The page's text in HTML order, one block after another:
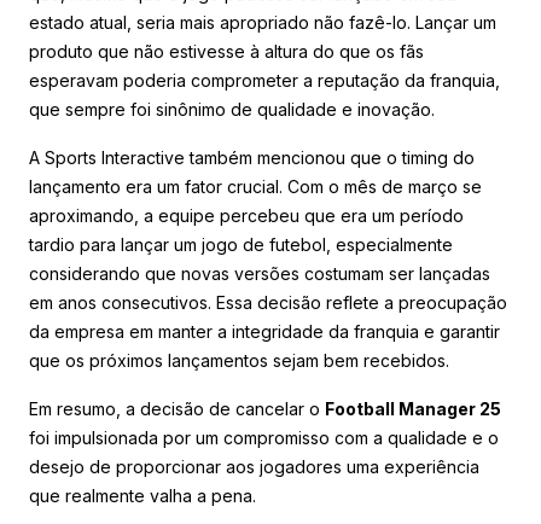
estado atual, seria mais apropriado não fazê-lo. Lançar um
produto que não estivesse à altura do que os fãs
esperavam poderia comprometer a reputação da franquia,
que sempre foi sinônimo de qualidade e inovação.
A Sports Interactive também mencionou que o timing do
lançamento era um fator crucial. Com o mês de março se
aproximando, a equipe percebeu que era um período
tardio para lançar um jogo de futebol, especialmente
considerando que novas versões costumam ser lançadas
em anos consecutivos. Essa decisão reflete a preocupação
da empresa em manter a integridade da franquia e garantir
que os próximos lançamentos sejam bem recebidos.
Em resumo, a decisão de cancelar o Football Manager 25
foi impulsionada por um compromisso com a qualidade e o
desejo de proporcionar aos jogadores uma experiência
que realmente valha a pena.